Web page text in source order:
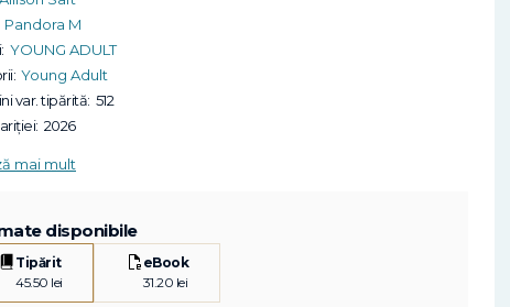
Pandora M
YOUNG ADULT
Young Adult
var. tipărită: 512
2026
mai mult
disponibile
Tipărit
45.50 lei
eBook
31.20 lei